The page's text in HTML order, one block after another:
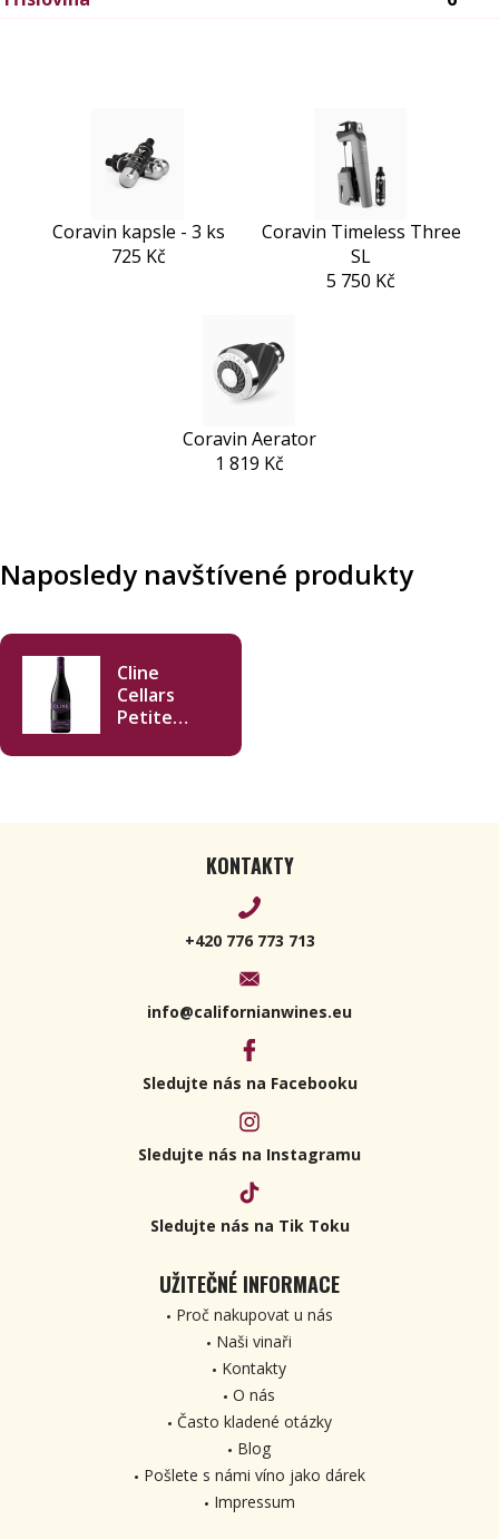
Coravin kapsle - 3 ks
725 Kč
Coravin Timeless Three
SL
5 750 Kč
Coravin Aerator
1 819 Kč
Naposledy navštívené produkty
Cline
Cellars
Petite
750ml
KONTAKTY
+420 776 773 713
info@californianwines.eu
Sledujte nás na Facebooku
Sledujte nás na Instagramu
Sledujte nás na Tik Toku
UŽITEČNÉ INFORMACE
Proč nakupovat u nás
Naši vinaři
Kontakty
O nás
Často kladené otázky
Blog
Pošlete s námi víno jako dárek
Impressum